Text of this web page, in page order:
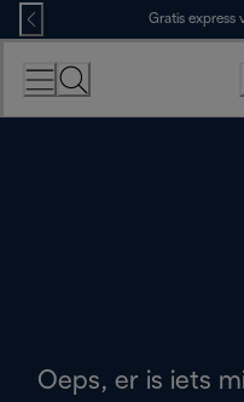
Skip
to
Content
Gratis express
Oeps, er is iets